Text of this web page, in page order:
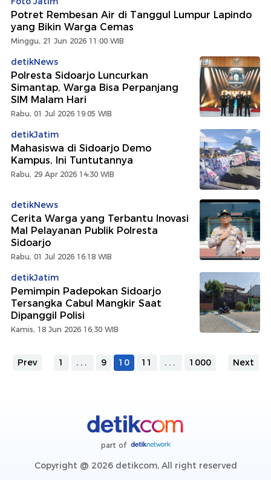
Potret Rembesan Air di Tanggul Lumpur Lapindo
yang Bikin Warga Cemas
Minggu, 21 Jun 2026 11:00 WIB
detikNews
Polresta Sidoarjo Luncurkan
Simantap, Warga Bisa Perpanjang
SIM Malam Hari
Rabu, 01 Jul 2026 19:05 WIB
detikJatim
Mahasiswa di Sidoarjo Demo
Kampus, Ini Tuntutannya
Rabu, 29 Apr 2026 14:30 WIB
detikNews
Cerita Warga yang Terbantu Inovasi
Mal Pelayanan Publik Polresta
Sidoarjo
Rabu, 01 Jul 2026 16:18 WIB
detikJatim
Pemimpin Padepokan Sidoarjo
Tersangka Cabul Mangkir Saat
Dipanggil Polisi
Kamis, 18 Jun 2026 16:30 WIB
Prev 1 ... 9 10 11 ... 1000 Next
part of
Copyright @ 2026 detikcom, All right reserved